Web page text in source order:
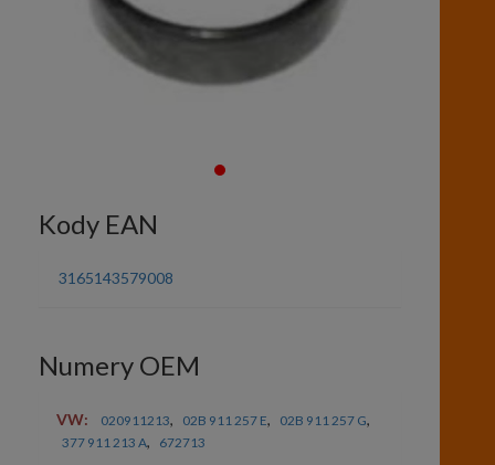
Kody EAN
3165143579008
Numery OEM
VW: 020911213, 02B 911 257 E, 02B 911 257 G,
377 911 213 A, 672713